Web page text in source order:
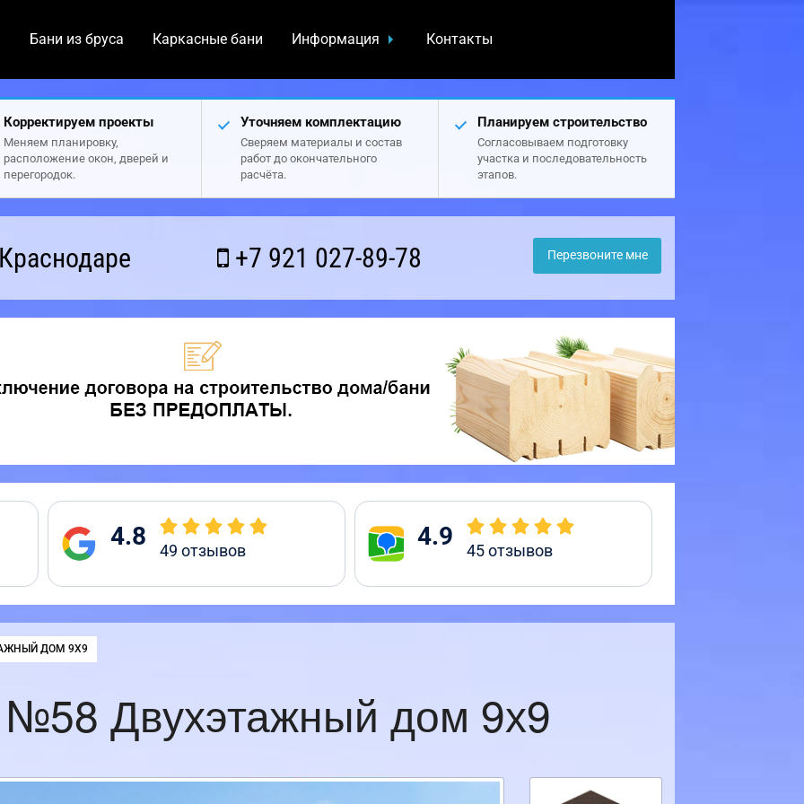
Бани из бруса Каркасные бани Информация Контакты
Корректируем проекты
Меняем планировку,
расположение окон, дверей и
перегородок.
Уточняем комплектацию
Сверяем материалы и состав
работ до окончательного
расчёта.
Планируем строительство
Согласовываем подготовку
участка и последовательность
этапов.
+7 921 027-89-78 Перезвоните мне
4.8 49 отзывов 4.9 45отзывов
ДОМ 9Х9
№58 Двухэтажный дом 9х9